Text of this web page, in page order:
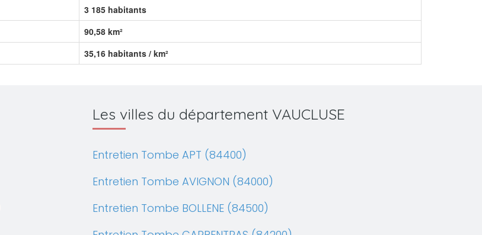
3 185 habitants
90,58 km²
35,16 habitants / km²
Les villes du département VAUCLUSE
Entretien Tombe APT (84400)
Entretien Tombe AVIGNON (84000)
Entretien Tombe BOLLENE (84500)